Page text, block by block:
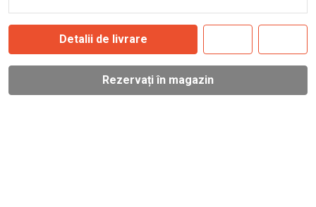
Detalii de livrare
Rezervați în magazin